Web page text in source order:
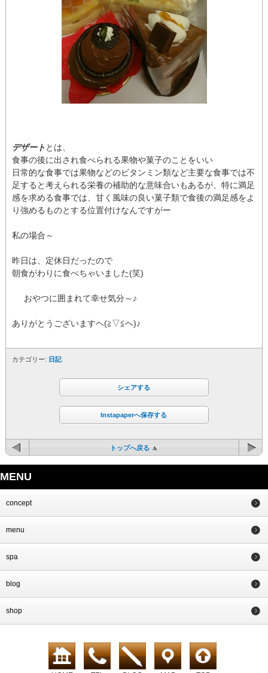
デザート とは、
食事の後に出され食べられる果物や菓子のことをいい
日常的な食事では果物などのビタンミン類など主要な食事では不
足すると考えられる栄養の補助的な意味合いもあるが、特に満足
感を求める食事では、甘く風味の良い菓子類で食後の満足感をよ
り強めるものとする位置付けなんですがー
私の場合～
昨日は、定休日だったので
朝食がわりに食べちゃいました(笑)
おやつに囲まれて幸せ気分～♪
ありがとうございますヘ(≧▽≦ヘ)♪
カテゴリー: 日記
シェアする
Instapaperへ保存する
トップへ戻る
MENU
concept
menu
spa
blog
shop